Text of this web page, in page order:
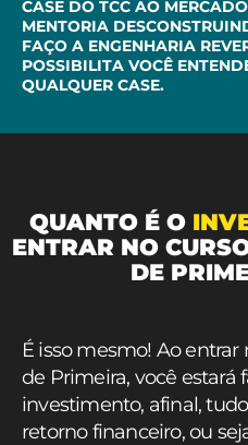
CASE DO TCC AO
MENTORIA
FAÇO A ENGENHARIA
POSSIBILITA VOCÊ
QUALQUER CASE.
QUANTO É O
ENTRAR NO
DE
É isso mesmo! Ao
de Primeira, você estará
investimento, afinal,
retorno financeiro, ou